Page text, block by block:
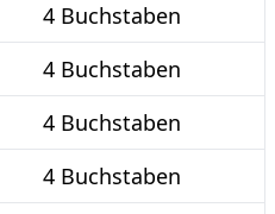
4 Buchstaben
4 Buchstaben
4 Buchstaben
4 Buchstaben